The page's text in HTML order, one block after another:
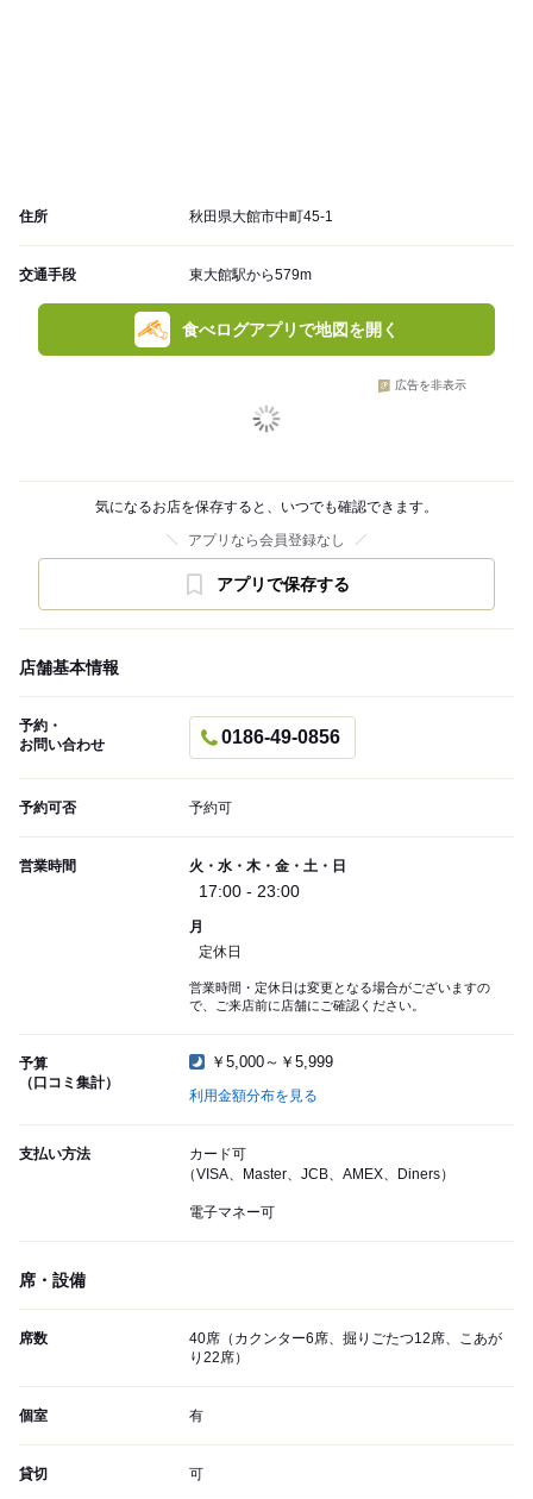
住所 秋田県大館市中町45-1
交通手段 東大館駅から579m
食べログアプリで地図を開く
広告を非表示
気になるお店を保存すると、いつでも確認できます。
アプリなら会員登録なし
アプリで保存する
店舗基本情報
予約・
お問い合わせ
0186-49-0856
予約可否 予約可
営業時間 火・水・木・金・土・日
17:00 - 23:00
月
定休日
営業時間・定休日は変更となる場合がございますの
で、ご来店前に店舗にご確認ください。
予算
（口コミ集計）
￥5,000～￥5,999
利用金額分布を見る
支払い方法
カード可
（VISA、Master、JCB、AMEX、Diners）
電子マネー可
席・設備
席数
40席（カクンター6席、掘りごたつ12席、こあが
り22席）
個室 有
貸切 可